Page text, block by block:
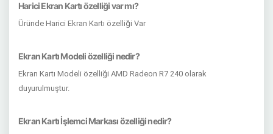
Harici Ekran Kartı özelliği var mı?
Üründe Harici Ekran Kartı özelliği Var
Ekran Kartı Modeli özelliği nedir?
Ekran Kartı Modeli özelliği AMD Radeon R7 240 olarak
duyurulmuştur.
Ekran Kartı İşlemci Markası özelliği nedir?